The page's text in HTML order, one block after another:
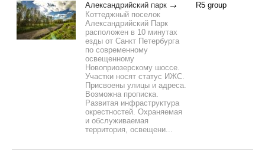
Александрийский парк
Коттеджный поселок
Александрийский Парк
расположен в 10 минутах
езды от Санкт Петербурга
по современному
освещенному
Новоприозерскому шоссе.
Участки носят статус ИЖС.
Присвоены улицы и адреса.
Возможна прописка.
Развитая инфраструктура
окрестностей. Охраняемая
и обслуживаемая
территория, освещени...
R5 group